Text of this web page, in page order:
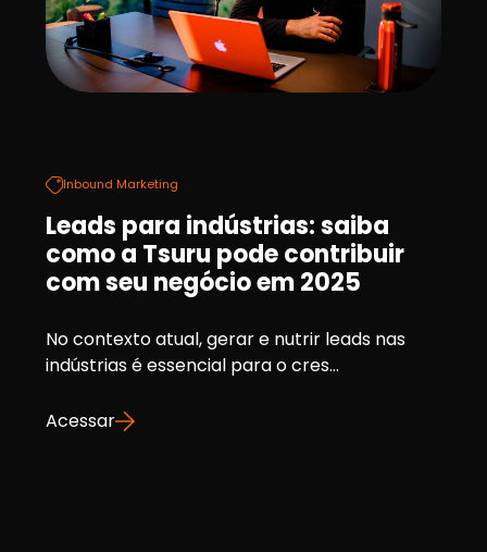
Inbound Marketing
Leads para indústrias: saiba
como a Tsuru pode contribuir
com seu negócio em 2025
No contexto atual, gerar e nutrir leads nas
indústrias é essencial para o cres...
Acessar